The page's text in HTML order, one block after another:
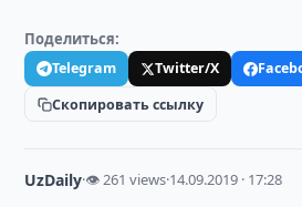
Поделиться:
Telegram Twitter/X
Скопировать ссылку
UzDaily·👁 261 views·14.09.2019 · 17:28